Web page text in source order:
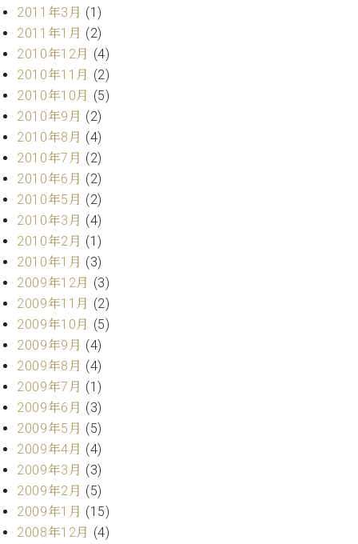
2011年3月 (1)
2011年1月 (2)
2010年12月 (4)
2010年11月 (2)
2010年10月 (5)
2010年9月 (2)
2010年8月 (4)
2010年7月 (2)
2010年6月 (2)
2010年5月 (2)
2010年3月 (4)
2010年2月 (1)
2010年1月 (3)
2009年12月 (3)
2009年11月 (2)
2009年10月 (5)
2009年9月 (4)
2009年8月 (4)
2009年7月 (1)
2009年6月 (3)
2009年5月 (5)
2009年4月 (4)
2009年3月 (3)
2009年2月 (5)
2009年1月 (15)
2008年12月 (4)